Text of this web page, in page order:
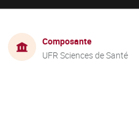
Composante
UFR Sciences de Santé